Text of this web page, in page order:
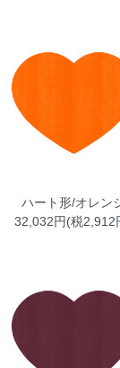
ハート形/オレン
32,032円(税2,912